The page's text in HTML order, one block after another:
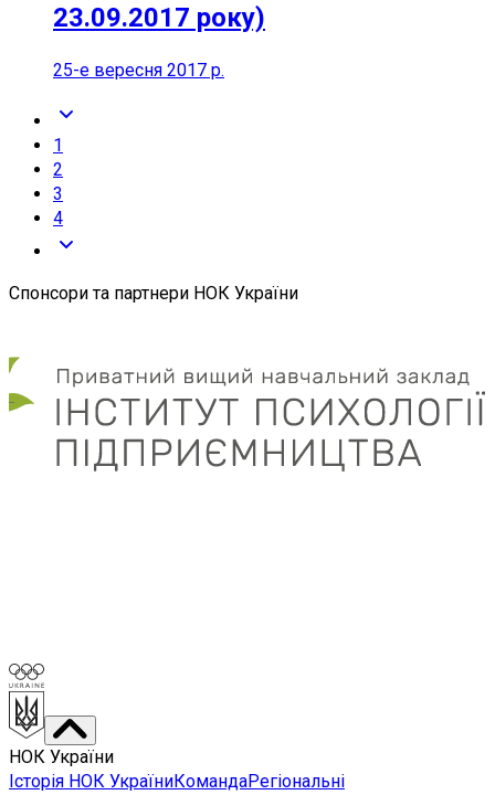
23.09.2017 року)
25-е вересня 2017 р.
1
2
3
4
Спонсори та партнери НОК України
НОК України
Історія НОК УкраїниКомандаРегіональні